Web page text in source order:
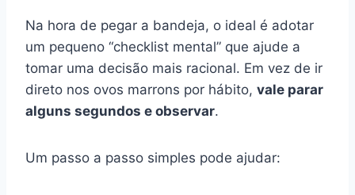
Na hora de pegar a bandeja, o ideal é adotar
um pequeno “checklist mental” que ajude a
tomar uma decisão mais racional. Em vez de ir
direto nos ovos marrons por hábito, vale parar
alguns segundos e observar.
Um passo a passo simples pode ajudar: